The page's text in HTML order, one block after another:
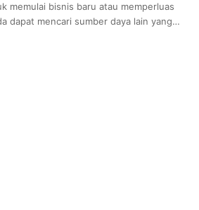
memulai bisnis baru atau memperluas
dapat mencari sumber daya lain yang…